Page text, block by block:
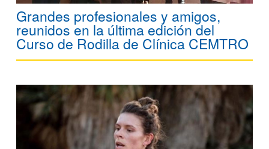
Grandes profesionales y amigos,
reunidos en la última edición del
Curso de Rodilla de Clínica CEMTRO